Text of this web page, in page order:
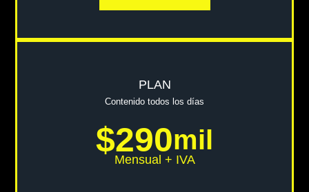
PLAN
Contenido todos los días
$290mil
Mensual + IVA